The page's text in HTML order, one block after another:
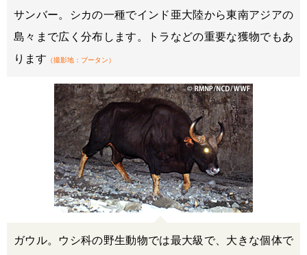
サンバー。シカの一種でインド亜大陸から東南アジアの
島々まで広く分布します。トラなどの重要な獲物でもあ
ります （撮影地：ブータン）
ガウル。ウシ科の野生動物では最大級で、大きな個体で